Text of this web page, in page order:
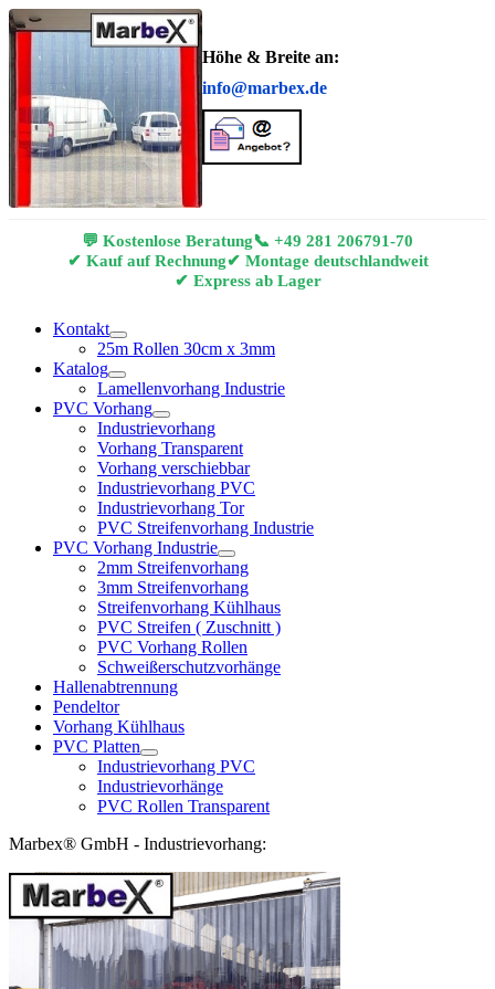
Höhe & Breite an:
info@marbex.de
💬 Kostenlose Beratung📞 +49 281 206791-70
✔ Kauf auf Rechnung✔ Montage deutschlandweit
✔ Express ab Lager
Kontakt
25m Rollen 30cm x 3mm
Katalog
Lamellenvorhang Industrie
PVC Vorhang
Industrievorhang
Vorhang Transparent
Vorhang verschiebbar
Industrievorhang PVC
Industrievorhang Tor
PVC Streifenvorhang Industrie
PVC Vorhang Industrie
2mm Streifenvorhang
3mm Streifenvorhang
Streifenvorhang Kühlhaus
PVC Streifen ( Zuschnitt )
PVC Vorhang Rollen
Schweißerschutzvorhänge
Hallenabtrennung
Pendeltor
Vorhang Kühlhaus
PVC Platten
Industrievorhang PVC
Industrievorhänge
PVC Rollen Transparent
Marbex® GmbH - Industrievorhang: